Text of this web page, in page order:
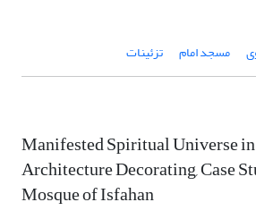
مسجد امام تزئینات
Manifested Spiritual Universe
Architecture Decorating, Case
Mosque of Isfahan